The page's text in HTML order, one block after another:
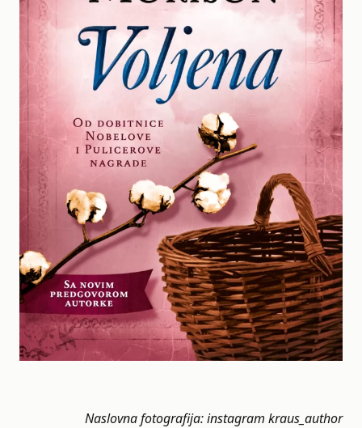
Naslovna fotografija: instagram kraus_author